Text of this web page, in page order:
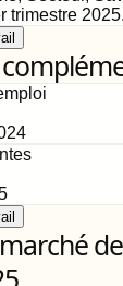
trimestre 2025.
de